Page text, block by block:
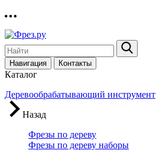
Навигация Контакты
Каталог
Деревообрабатывающий инструмент
Назад
Фрезы по дереву
Фрезы по дереву наборы